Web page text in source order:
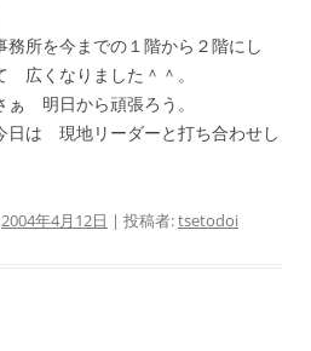
務所を今までの１階から２階にし
広くなりました＾＾。
ぁ 明日から頑張ろう。
日は 現地リーダーと打ち合わせし
2004年4月12日 | 投稿者:tsetodoi